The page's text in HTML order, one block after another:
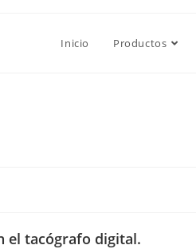
Inicio Productos
el tacógrafo digital.